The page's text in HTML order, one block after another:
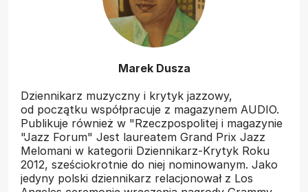
Marek Dusza
Dziennikarz muzyczny i krytyk jazzowy,
od początku współpracuje z magazynem AUDIO.
Publikuje również w "Rzeczpospolitej i magazynie
"Jazz Forum" Jest laureatem Grand Prix Jazz
Melomani w kategorii Dziennikarz-Krytyk Roku
2012, sześciokrotnie do niej nominowanym. Jako
jedyny polski dziennikarz relacjonował z Los